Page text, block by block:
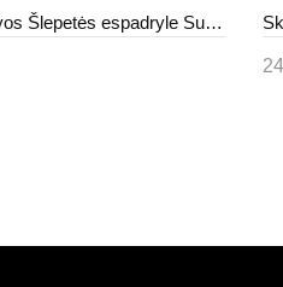
Žalios spalvos Šlepetės espadryle Su Cirkoniais i kamykami Najros